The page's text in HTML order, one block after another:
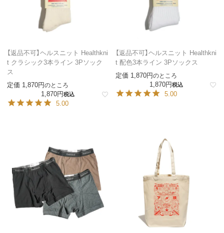
【返品不可】ヘルスニット Healthkni
t クラシック3本ライン 3Pソック
ス
定価 1,870 のところ
1,870 税込
5.00
【返品不可】ヘルスニット Healthkni
t 配色3本ライン 3Pソックス
定価 1,870 のところ
1,870 税込
5.00